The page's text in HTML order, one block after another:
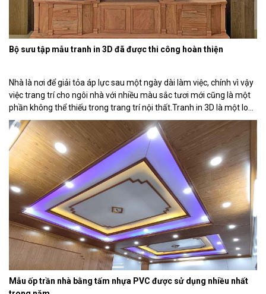
Bộ sưu tập mẫu tranh in 3D đã được thi công hoàn thiện
Nhà là nơi để giải tỏa áp lực sau một ngày dài làm việc, chính vì vậy
việc trang trí cho ngôi nhà với nhiều màu sắc tươi mới cũng là một
phần không thể thiếu trong trang trí nội thất.Tranh in 3D là một loại
vật liệu mới khá đa dụng trong trang trí […]
Mẫu ốp trần nhà bằng tấm nhựa PVC được sử dụng nhiều nhất